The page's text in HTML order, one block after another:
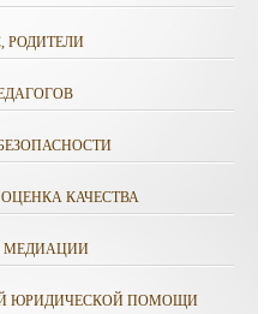
РОДИТЕЛИ
КАЧЕСТВА
МЕДИАЦИИ
ЮРИДИЧЕСКОЙ ПОМОЩИ